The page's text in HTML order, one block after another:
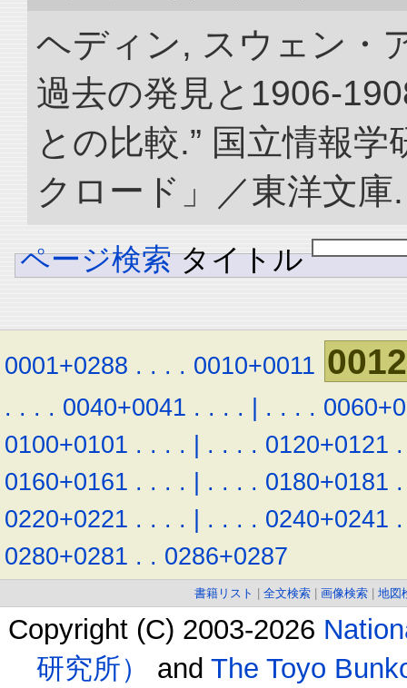
ヘディン, スウェン・
過去の発見と1906-
との比較.” 国立情報
クロード」／東洋文
ページ検索 タイトル
0001+0288 . . . . 0010+0011
. . . . 0040+0041 . . . . | . . . .
0100+0101 . . . . | . . . . 0120+0121 .
0160+0161 . . . . | . . . . 0180+0181 .
0220+0221 . . . . | . . . . 0240+0241 .
0280+0281 . . 0286+0287
書籍リスト 全文検索 画像検索 地図
Copyright (C) 2003-2026
研究所）
and The Toyo